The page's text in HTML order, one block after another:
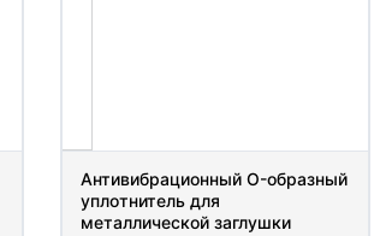
Антивибрационный O-образный
уплотнитель для
металлической заглушки